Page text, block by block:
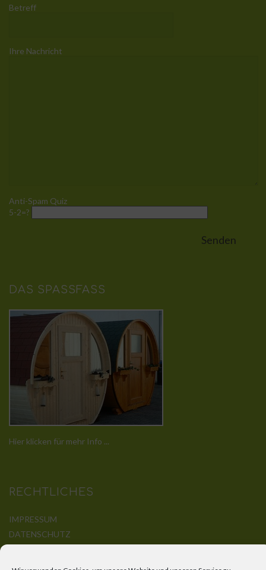
Betreff
Ihre Nachricht
Anti-Spam Quiz
5-2=?
DAS SPASSFASS
Hier klicken für mehr Info ...
RECHTLICHES
IMPRESSUM
DATENSCHUTZ